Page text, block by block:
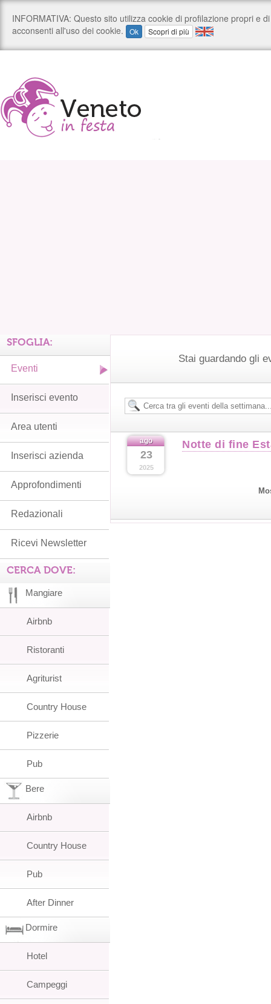
Stai guardando gli
ago
23
2025
Notte di fine
SFOGLIA:
Eventi
Inserisci evento
Area utenti
Inserisci azienda
Approfondimenti
Redazionali
Ricevi Newsletter
CERCA DOVE:
Mangiare
Airbnb
Ristoranti
Agriturist
Country House
Pizzerie
Pub
Bere
Airbnb
Country House
Pub
After Dinner
Dormire
Hotel
Campeggi